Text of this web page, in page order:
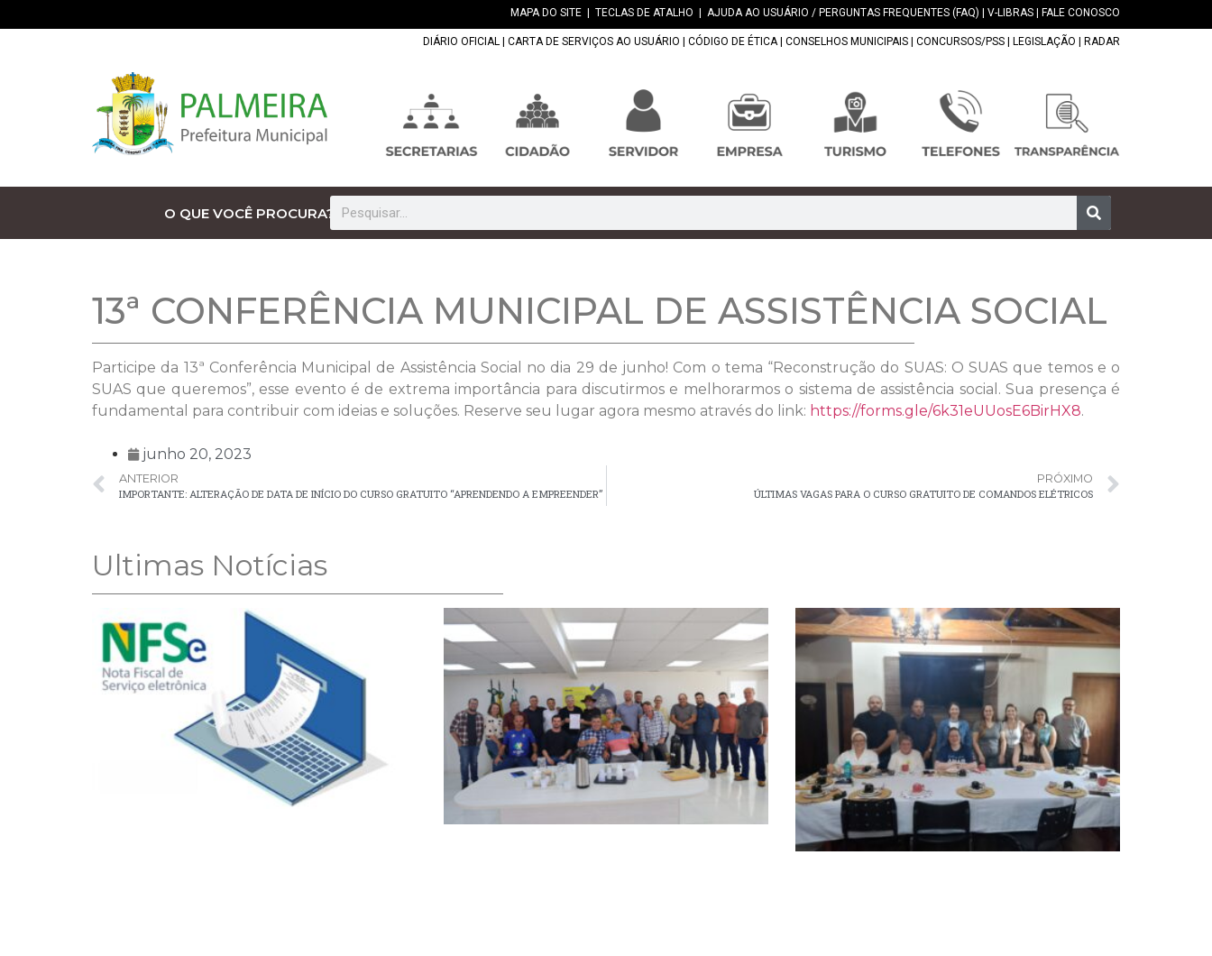
MAPA DO SITE TECLAS DE ATALHO AJUDA AO USUÁRIO / PERGUNTAS FREQUENTES (FAQ) V-LIBRAS FALE CONOSCO
DIÁRIO OFICIAL CARTA DE SERVIÇOS AO USUÁRIO CÓDIGO DE ÉTICA| CONSELHOS MUNICIPAIS CONCURSOS/PSS LEGISLAÇÃO RADAR
O QUE VOCÊ PROCURA?
13ª CONFERÊNCIA MUNICIPAL DE ASSISTÊNCIA SOCIAL
Participe da 13ª Conferência Municipal de Assistência Social no dia 29 de junho! Com o tema “Reconstrução do SUAS: O SUAS que temos e o
SUAS que queremos”, esse evento é de extrema importância para discutirmos e melhorarmos o sistema de assistência social. Sua presença é
fundamental para contribuir com ideias e soluções. Reserve seu lugar agora mesmo através do link: https://forms.gle/6k31eUUosE6BirHX8.
junho 20, 2023
ANTERIOR
IMPORTANTE: ALTERAÇÃO DE DATA DE INÍCIO DO CURSO GRATUITO “APRENDENDO A EMPREENDER”
PRÓXIMO
ÚLTIMAS VAGAS PARA O CURSO GRATUITO DE COMANDOS ELÉTRICOS
Ultimas Notícias